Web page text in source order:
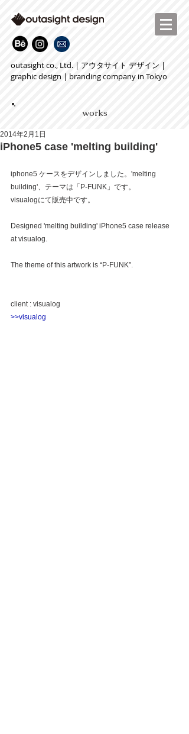
outasight co., Ltd. | アウタサイト デザイン |
graphic design | branding company in Tokyo
works
iPhone5 case 'melting building'
2014年2月1日
iphone5 ケースをデザインしました。'melting
building'、テーマは「P-FUNK」です。
visualogにて販売中です。
Designed 'melting building' iPhone5 case release
at visualog.
The theme of this artwork is “P-FUNK”.
client : visualog
>>visualog